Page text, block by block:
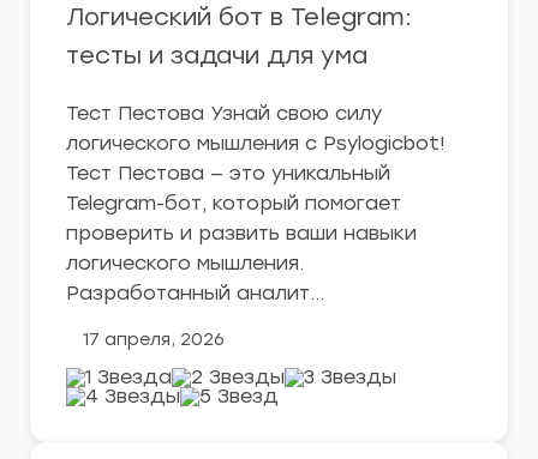
Логический бот в Telegram:
тесты и задачи для ума
Тест Пестова Узнай свою силу
логического мышления с Psylogicbot!
Тест Пестова — это уникальный
Telegram-бот, который помогает
проверить и развить ваши навыки
логического мышления.
Разработанный аналит…
17 апреля, 2026